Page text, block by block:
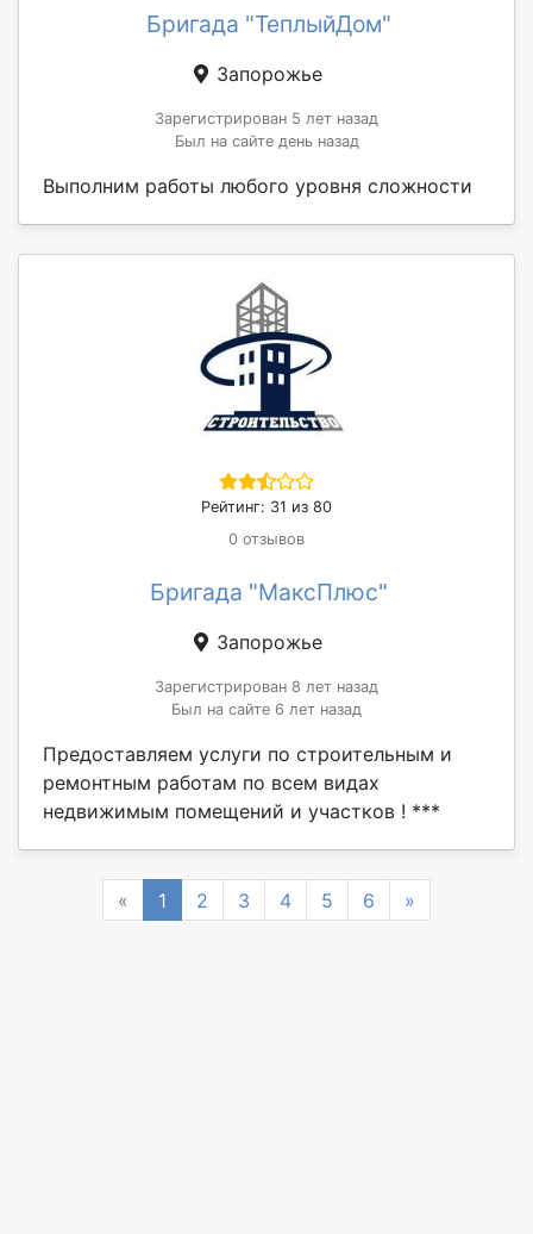
Бригада "ТеплыйДом"
Запорожье
Зарегистрирован 5 лет назад
Был на сайте день назад
Выполним работы любого уровня сложности
Рейтинг: 31 из 80
0 отзывов
Бригада "МаксПлюс"
Запорожье
Зарегистрирован 8 лет назад
Был на сайте 6 лет назад
Предоставляем услуги по строительным и
ремонтным работам по всем видах
недвижимым помещений и участков ! ***
« Previous
1 2 3 4 5 6 »